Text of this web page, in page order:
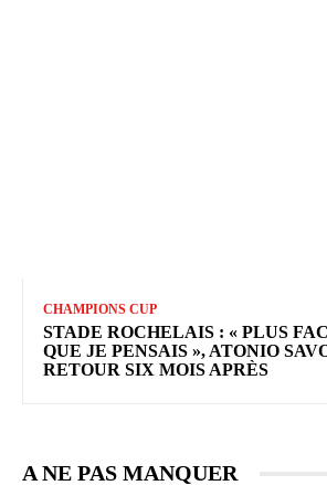
CHAMPIONS CUP
STADE ROCHELAIS : « PLUS
QUE JE PENSAIS », ATONIO
RETOUR SIX MOIS APRÈS
A NE PAS MANQUER